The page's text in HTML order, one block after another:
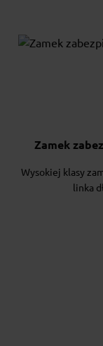
Zamek
Wysokiej klasy
linka